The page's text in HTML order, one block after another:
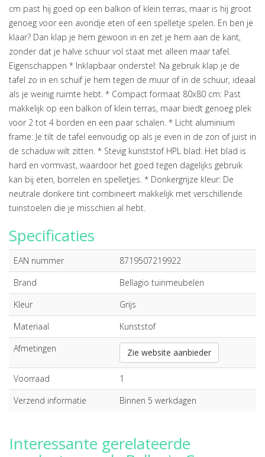
cm past hij goed op een balkon of klein terras, maar is hij groot
genoeg voor een avondje eten of een spelletje spelen. En ben je
klaar? Dan klap je hem gewoon in en zet je hem aan de kant,
zonder dat je halve schuur vol staat met alleen maar tafel.
Eigenschappen * Inklapbaar onderstel: Na gebruik klap je de
tafel zo in en schuif je hem tegen de muur of in de schuur, ideaal
als je weinig ruimte hebt. * Compact formaat 80x80 cm: Past
makkelijk op een balkon of klein terras, maar biedt genoeg plek
voor 2 tot 4 borden en een paar schalen. * Licht aluminium
frame: Je tilt de tafel eenvoudig op als je even in de zon of juist in
de schaduw wilt zitten. * Stevig kunststof HPL blad: Het blad is
hard en vormvast, waardoor het goed tegen dagelijks gebruik
kan bij eten, borrelen en spelletjes. * Donkergrijze kleur: De
neutrale donkere tint combineert makkelijk met verschillende
tuinstoelen die je misschien al hebt.
Specificaties
EAN nummer
8719507219922
Brand
Bellagio tuinmeubelen
Kleur
Grijs
Materiaal
Kunststof
Afmetingen
Zie website aanbieder
Voorraad
1
Verzend informatie
Binnen 5 werkdagen
Interessante gerelateerde